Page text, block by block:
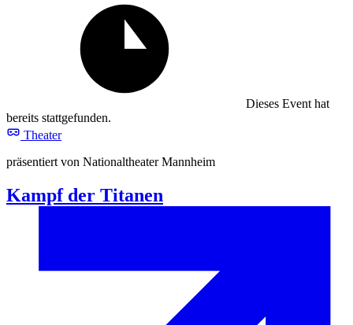
Dieses Event hat
bereits stattgefunden.
Theater
präsentiert von Nationaltheater Mannheim
Kampf der Titanen